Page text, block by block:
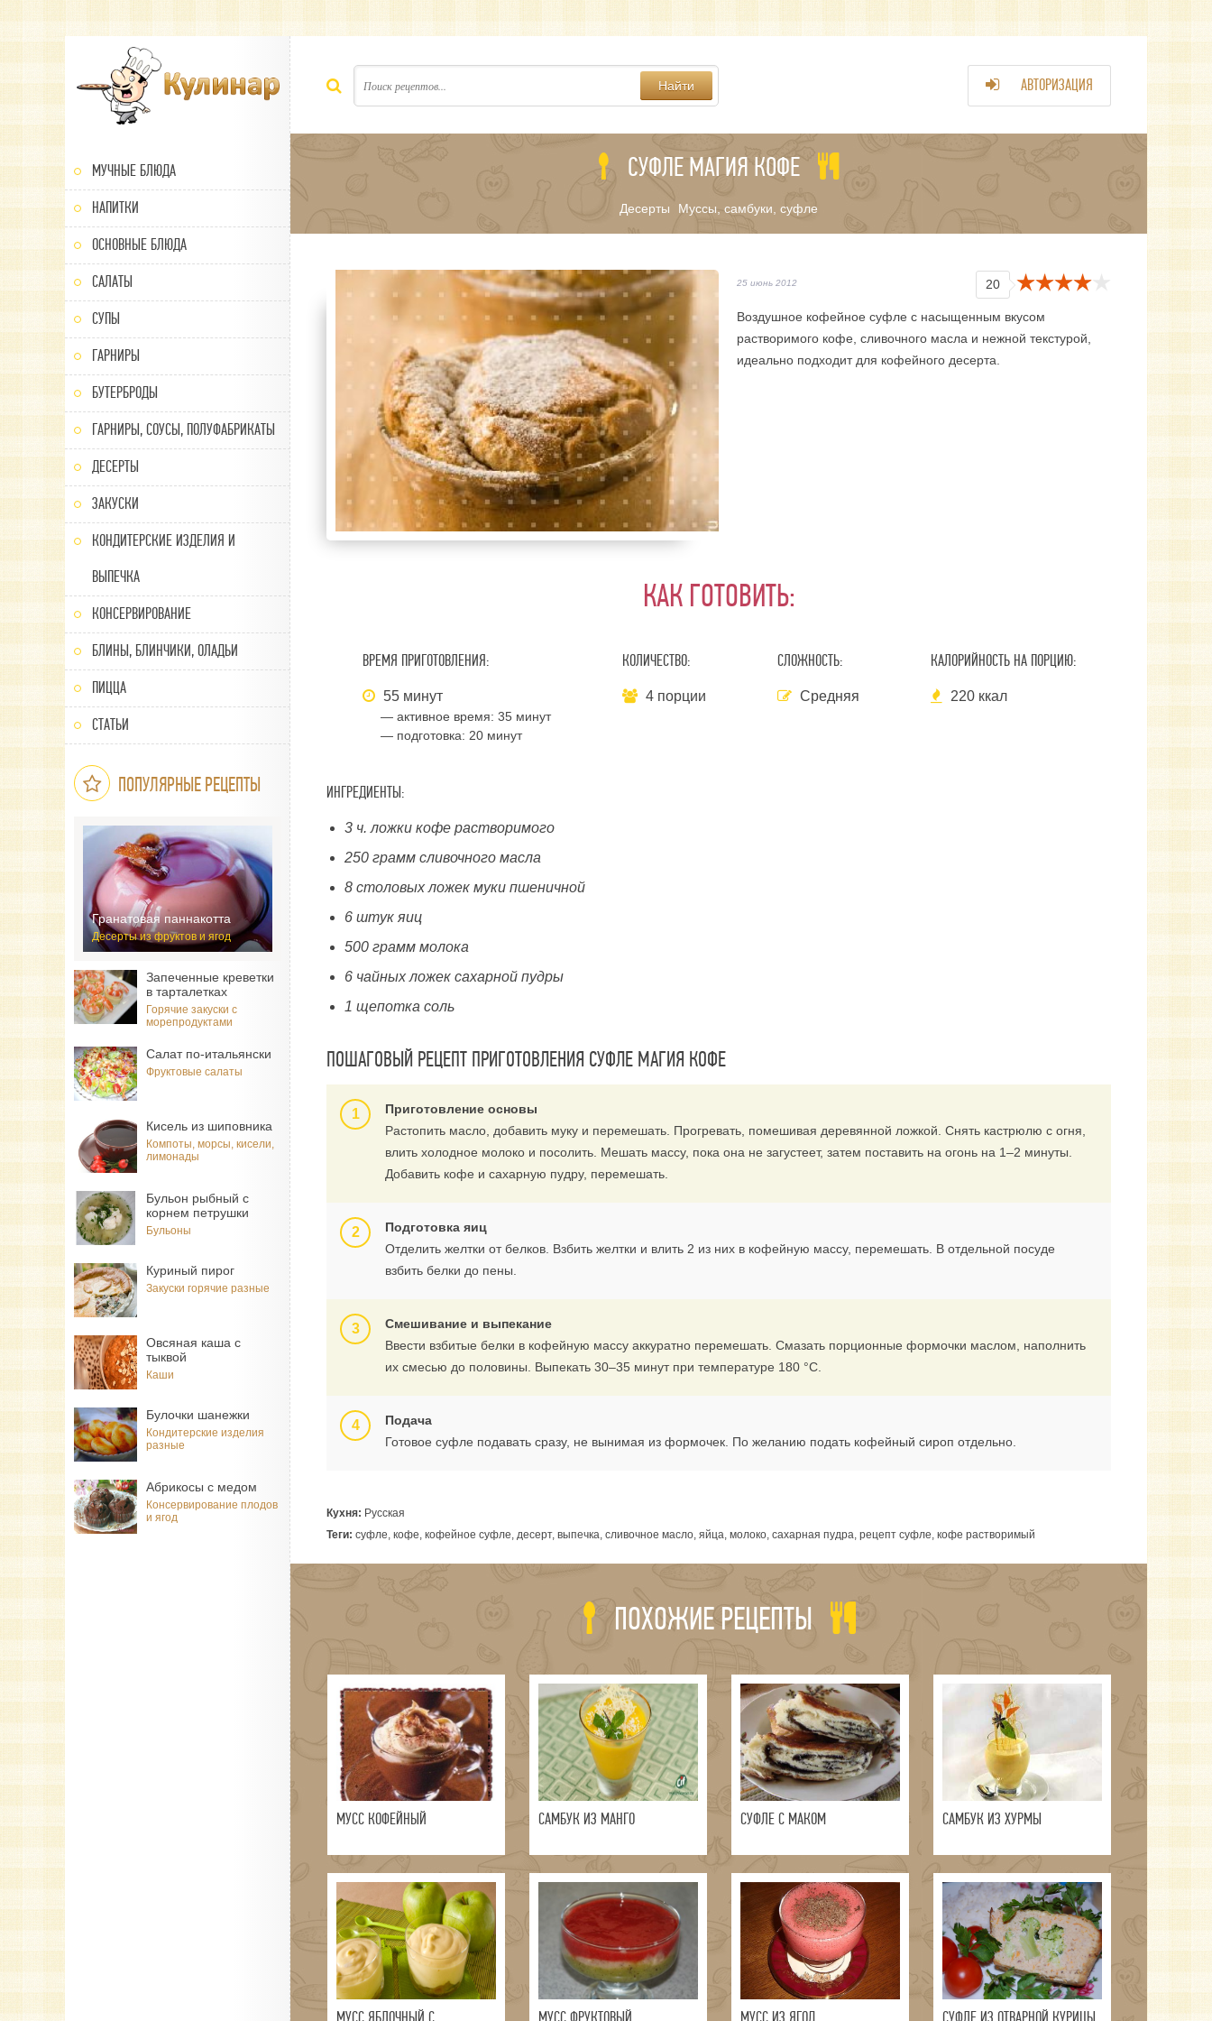
МУЧНЫЕ БЛЮДА
НАПИТКИ
ОСНОВНЫЕ БЛЮДА
САЛАТЫ
СУПЫ
ГАРНИРЫ
БУТЕРБРОДЫ
ГАРНИРЫ, СОУСЫ, ПОЛУФАБРИКАТЫ
ДЕСЕРТЫ
ЗАКУСКИ
КОНДИТЕРСКИЕ ИЗДЕЛИЯ И
ВЫПЕЧКА
КОНСЕРВИРОВАНИЕ
БЛИНЫ, БЛИНЧИКИ, ОЛАДЬИ
ПИЦЦА
СТАТЬИ
ПОПУЛЯРНЫЕ РЕЦЕПТЫ
Гранатовая паннакотта
Десерты из фруктов и ягод
Запеченные креветки
в тарталетках
Горячие закуски с
морепродуктами
Салат по-итальянски
Фруктовые салаты
Кисель из шиповника
Компоты, морсы, кисели,
лимонады
Бульон рыбный с
корнем петрушки
Бульоны
Куриный пирог
Закуски горячие разные
Овсяная каша с
тыквой
Каши
Булочки шанежки
Кондитерские изделия
разные
Абрикосы с медом
Консервирование плодов
и ягод
Найти АВТОРИЗАЦИЯ
СУФЛЕ МАГИЯ КОФЕ
Десерты Муссы, самбуки, суфле
25 июнь 2012 20
Воздушное кофейное суфле с насыщенным вкусом
растворимого кофе, сливочного масла и нежной текстурой,
идеально подходит для кофейного десерта.
КАК ГОТОВИТЬ:
ВРЕМЯ ПРИГОТОВЛЕНИЯ:
55 минут
— активное время: 35 минут
— подготовка: 20 минут
КОЛИЧЕСТВО:
4 порции
СЛОЖНОСТЬ:
Средняя
КАЛОРИЙНОСТЬ НА ПОРЦИЮ:
220 ккал
ИНГРЕДИЕНТЫ:
3 ч. ложки кофе растворимого
250 грамм сливочного масла
8 столовых ложек муки пшеничной
6 штук яиц
500 грамм молока
6 чайных ложек сахарной пудры
1 щепотка соль
ПОШАГОВЫЙ РЕЦЕПТ ПРИГОТОВЛЕНИЯ СУФЛЕ МАГИЯ КОФЕ
Приготовление основы
Растопить масло, добавить муку и перемешать. Прогревать, помешивая деревянной ложкой. Снять кастрюлю с огня,
влить холодное молоко и посолить. Мешать массу, пока она не загустеет, затем поставить на огонь на 1–2 минуты.
Добавить кофе и сахарную пудру, перемешать.
Подготовка яиц
Отделить желтки от белков. Взбить желтки и влить 2 из них в кофейную массу, перемешать. В отдельной посуде
взбить белки до пены.
Смешивание и выпекание
Ввести взбитые белки в кофейную массу аккуратно перемешать. Смазать порционные формочки маслом, наполнить
их смесью до половины. Выпекать 30–35 минут при температуре 180 °C.
Подача
Готовое суфле подавать сразу, не вынимая из формочек. По желанию подать кофейный сироп отдельно.
Кухня: Русская
Теги: суфле, кофе, кофейное суфле, десерт, выпечка, сливочное масло, яйца, молоко, сахарная пудра, рецепт суфле, кофе растворимый
ПОХОЖИЕ РЕЦЕПТЫ
МУСС КОФЕЙНЫЙ САМБУК ИЗ МАНГО СУФЛЕ С МАКОМ САМБУК ИЗ ХУРМЫ